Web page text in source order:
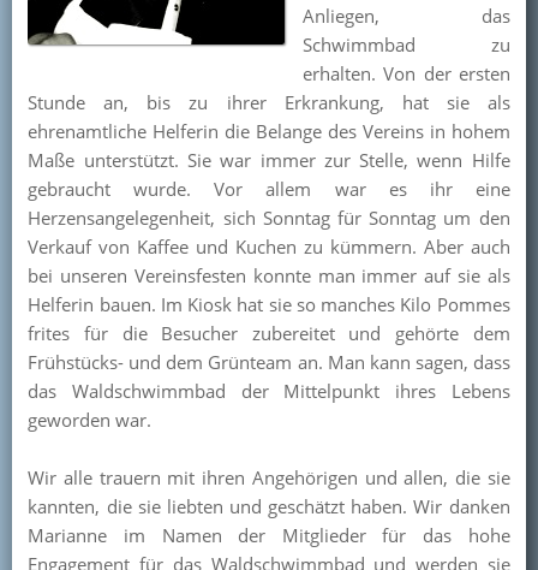
Pressearchiv
Mitglied werden
Anliegen, das
Schwimmbad zu
erhalten. Von der ersten
Stunde an, bis zu ihrer Erkrankung, hat sie als
ehrenamtliche Helferin die Belange des Vereins in hohem
Maße unterstützt. Sie war immer zur Stelle, wenn Hilfe
gebraucht wurde. Vor allem war es ihr eine
Herzensangelegenheit, sich Sonntag für Sonntag um den
Verkauf von Kaffee und Kuchen zu kümmern. Aber auch
bei unseren Vereinsfesten konnte man immer auf sie als
Helferin bauen. Im Kiosk hat sie so manches Kilo Pommes
frites für die Besucher zubereitet und gehörte dem
Frühstücks- und dem Grünteam an. Man kann sagen, dass
das Waldschwimmbad der Mittelpunkt ihres Lebens
geworden war.
Wir alle trauern mit ihren Angehörigen und allen, die sie
kannten, die sie liebten und geschätzt haben. Wir danken
Marianne im Namen der Mitglieder für das hohe
Engagement für das Waldschwimmbad und werden sie